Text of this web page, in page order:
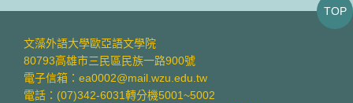
文藻外語大學歐亞語文學院
80793高雄市三民區民族一路900號
電子信箱：ea0002@mail.wzu.edu.tw
電話：(07)342-6031轉分機5001~5002
TOP